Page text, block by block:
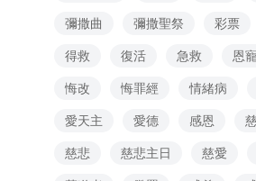
彌撒曲
彌撒聖祭 彩票
得救
復活 急救 恩寵
悔改
悔罪經 情緒病
愛天主
愛德 感恩
慈悲
慈悲主日 慈愛